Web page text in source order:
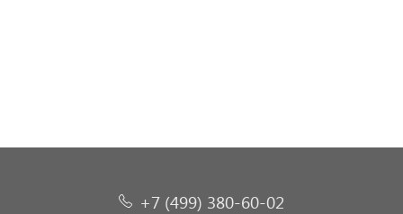
+7 (499) 380-60-02